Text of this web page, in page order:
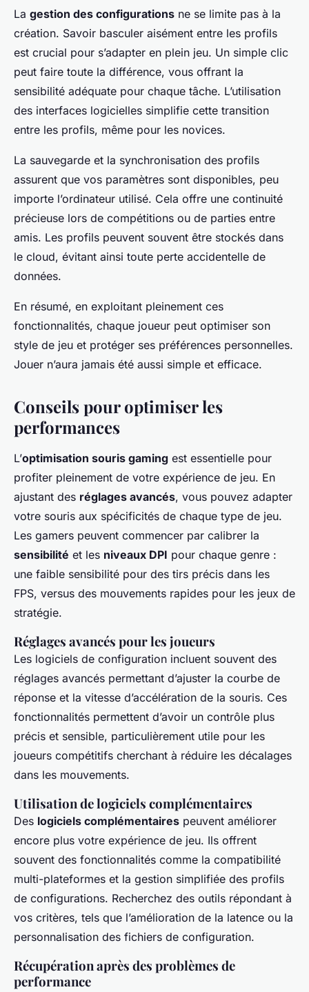
La gestion des configurations ne se limite pas à la
création. Savoir basculer aisément entre les profils
est crucial pour s’adapter en plein jeu. Un simple clic
peut faire toute la différence, vous offrant la
sensibilité adéquate pour chaque tâche. L’utilisation
des interfaces logicielles simplifie cette transition
entre les profils, même pour les novices.
La sauvegarde et la synchronisation des profils
assurent que vos paramètres sont disponibles, peu
importe l’ordinateur utilisé. Cela offre une continuité
précieuse lors de compétitions ou de parties entre
amis. Les profils peuvent souvent être stockés dans
le cloud, évitant ainsi toute perte accidentelle de
données.
En résumé, en exploitant pleinement ces
fonctionnalités, chaque joueur peut optimiser son
style de jeu et protéger ses préférences personnelles.
Jouer n’aura jamais été aussi simple et efficace.
Conseils pour optimiser les
performances
L’optimisation souris gaming est essentielle pour
profiter pleinement de votre expérience de jeu. En
ajustant des réglages avancés, vous pouvez adapter
votre souris aux spécificités de chaque type de jeu.
Les gamers peuvent commencer par calibrer la
sensibilité et les niveaux DPI pour chaque genre :
une faible sensibilité pour des tirs précis dans les
FPS, versus des mouvements rapides pour les jeux de
stratégie.
Réglages avancés pour les joueurs
Les logiciels de configuration incluent souvent des
réglages avancés permettant d’ajuster la courbe de
réponse et la vitesse d’accélération de la souris. Ces
fonctionnalités permettent d’avoir un contrôle plus
précis et sensible, particulièrement utile pour les
joueurs compétitifs cherchant à réduire les décalages
dans les mouvements.
Utilisation de logiciels complémentaires
Des logiciels complémentaires peuvent améliorer
encore plus votre expérience de jeu. Ils offrent
souvent des fonctionnalités comme la compatibilité
multi-plateformes et la gestion simplifiée des profils
de configurations. Recherchez des outils répondant à
vos critères, tels que l’amélioration de la latence ou la
personnalisation des fichiers de configuration.
Récupération après des problèmes de
performance